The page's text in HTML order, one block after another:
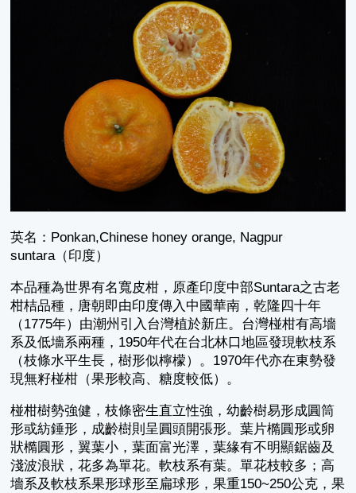
英名：Ponkan,Chinese honey orange, Nagpur
suntara（印度）
本品種為世界有名寬皮柑，原產印度中部Suntara之古老
柑桔品種，唐朝即由印度傳入中國華南，乾隆四十年
（1775年）由潮州引入台灣植於新庄。台灣椪柑有高墻
系及低墻系兩種，1950年代在台北林口地區發現軟枝系
（枝條水平生長，樹形似檸檬）。1970年代亦在東勢發
現無籽椪柑（果形較高、糖度較低）。
椪柑樹勢強健，枝條密生直立性強，幼齡樹易形成圓筒
形或紡錘形，成齡樹則呈圓頭開張形。葉片橢圓形或卵
狀橢圓形，翼葉小，葉面富光澤，葉緣有不明顯鋸齒及
淺波浪狀，花多為單花。軟枝系有葉。單花枝較多；高
墻系及軟枝系果形球形至扁球形，果重150~250公克，果